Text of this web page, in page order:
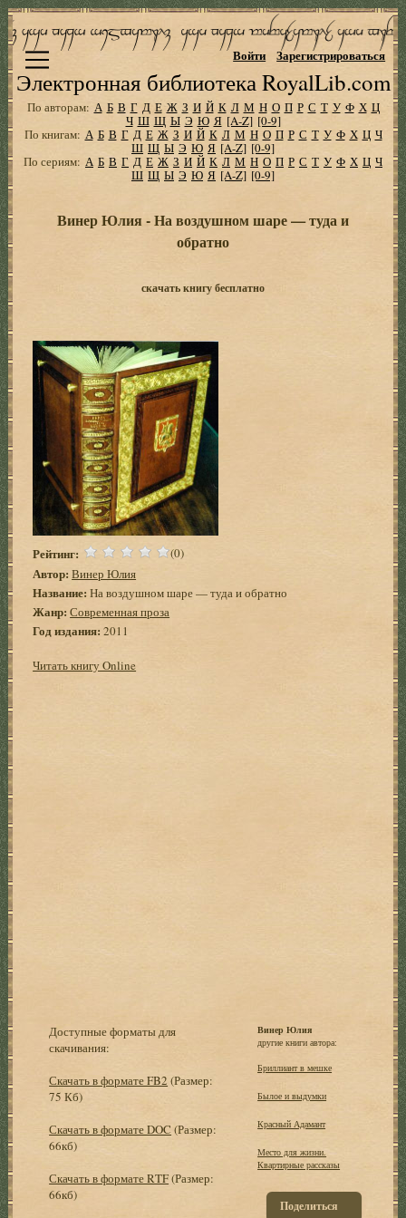
Электронная библиотека RoyalLib.com
Войти Зарегистрироваться
По авторам: А Б В Г Д Е Ж З И Й К Л М Н О П Р С Т У Ф Х Ц
Ч Ш Щ Ы Э Ю Я [A-Z] [0-9]
По книгам: А Б В Г Д Е Ж З И Й К Л М Н О П Р С Т У Ф Х Ц Ч
Ш Щ Ы Э Ю Я [A-Z] [0-9]
По сериям: А Б В Г Д Е Ж З И Й К Л М Н О П Р С Т У Ф Х Ц Ч
Ш Щ Ы Э Ю Я [A-Z] [0-9]
Винер Юлия - На воздушном шаре — туда и
обратно
скачать книгу бесплатно
Рейтинг: (0)
Автор: Винер Юлия
Название: На воздушном шаре — туда и обратно
Жанр: Современная проза
Год издания: 2011
Читать книгу Online
Доступные форматы для
скачивания:
Скачать в формате FB2 (Размер:
75 Кб)
Скачать в формате DOC (Размер:
66кб)
Скачать в формате RTF(Размер:
66кб)
Винер Юлия
другие книги автора:
Бриллиант в мешке
Былое и выдумки
Красный Адамант
Место для жизни.
Квартирные рассказы
Поделиться